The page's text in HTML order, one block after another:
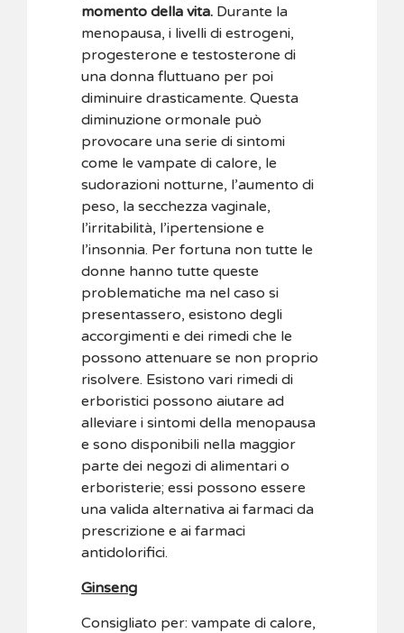
momento della vita. Durante la
menopausa, i livelli di estrogeni,
progesterone e testosterone di
una donna fluttuano per poi
diminuire drasticamente. Questa
diminuzione ormonale può
provocare una serie di sintomi
come le vampate di calore, le
sudorazioni notturne, l’aumento di
peso, la secchezza vaginale,
l’irritabilità, l’ipertensione e
l’insonnia. Per fortuna non tutte le
donne hanno tutte queste
problematiche ma nel caso si
presentassero, esistono degli
accorgimenti e dei rimedi che le
possono attenuare se non proprio
risolvere. Esistono vari rimedi di
erboristici possono aiutare ad
alleviare i sintomi della menopausa
e sono disponibili nella maggior
parte dei negozi di alimentari o
erboristerie; essi possono essere
una valida alternativa ai farmaci da
prescrizione e ai farmaci
antidolorifici.
Ginseng
Consigliato per: vampate di calore,